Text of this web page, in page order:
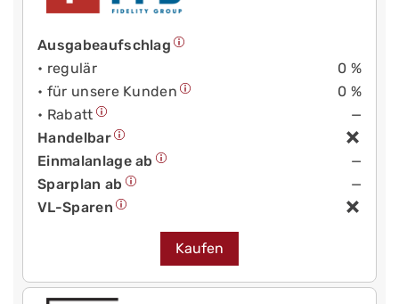
Ausgabeaufschlag
• regulär
0 %
• für unsere Kunden
0 %
• Rabatt
—
Handelbar
Einmalanlage ab
—
Sparplan ab
—
VL-Sparen
Kaufen